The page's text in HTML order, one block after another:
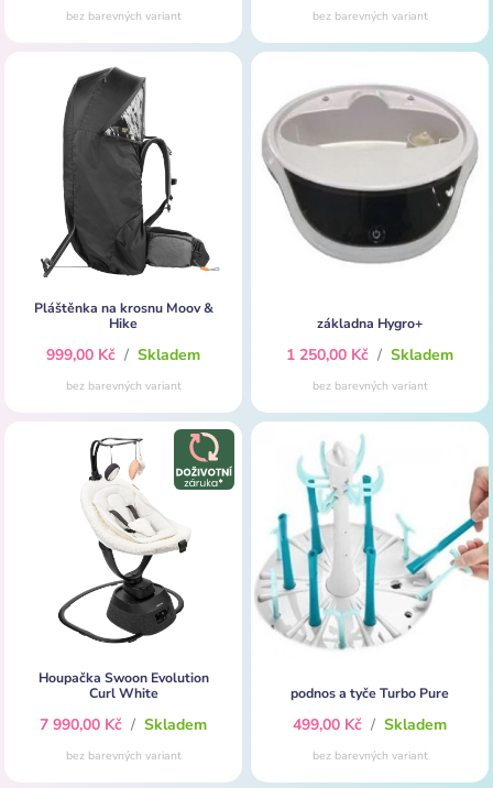
bez barevných variant bez barevných variant
Pláštěnka na krosnu Moov &
Hike
999,00 Kč / Skladem
bez barevných variant
základna Hygro+
1 250,00 Kč / Skladem
bez barevných variant
Houpačka Swoon Evolution
Curl White
7 990,00 Kč / Skladem
bez barevných variant
podnos a tyče Turbo Pure
499,00 Kč / Skladem
bez barevných variant